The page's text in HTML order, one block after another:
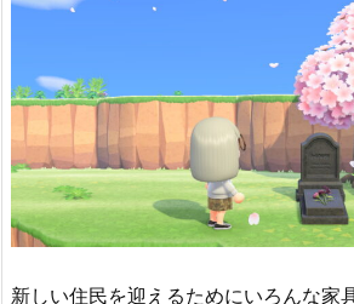
新しい住民を迎えるためにいろんな家